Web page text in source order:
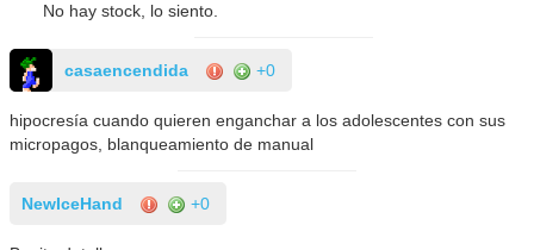
No hay stock, lo siento.
casaencendida +0
hipocresía cuando quieren enganchar a los adolescentes con sus
micropagos, blanqueamiento de manual
NewIceHand +0